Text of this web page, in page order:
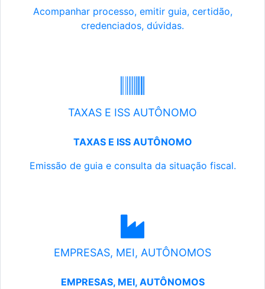
Acompanhar processo, emitir guia, certidão,
credenciados, dúvidas.
TAXAS E ISS AUTÔNOMO
TAXAS E ISS AUTÔNOMO
Emissão de guia e consulta da situação fiscal.
EMPRESAS, MEI, AUTÔNOMOS
EMPRESAS, MEI, AUTÔNOMOS